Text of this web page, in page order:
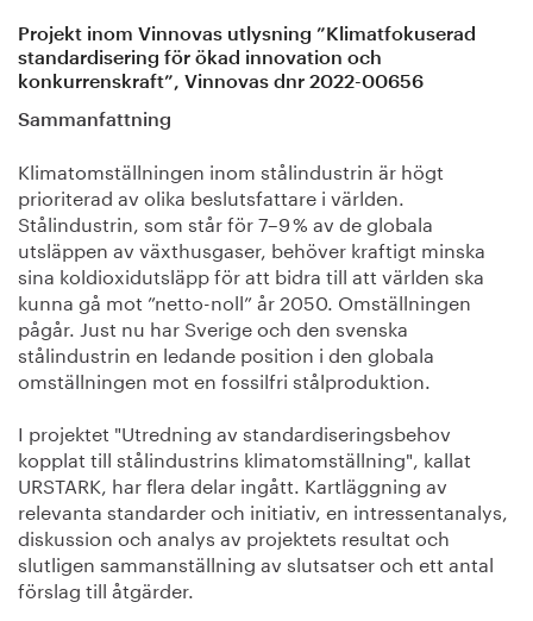
Projekt inom Vinnovas utlysning ”Klimatfokuserad
standardisering för ökad innovation och
konkurrenskraft”, Vinnovas dnr 2022-00656
Sammanfattning
Klimatomställningen inom stålindustrin är högt
prioriterad av olika beslutsfattare i världen.
Stålindustrin, som står för 7–9 % av de globala
utsläppen av växthusgaser, behöver kraftigt minska
sina koldioxidutsläpp för att bidra till att världen ska
kunna gå mot ”netto-noll” år 2050. Omställningen
pågår. Just nu har Sverige och den svenska
stålindustrin en ledande position i den globala
omställningen mot en fossilfri stålproduktion.
I projektet "Utredning av standardiseringsbehov
kopplat till stålindustrins klimatomställning", kallat
URSTARK, har flera delar ingått. Kartläggning av
relevanta standarder och initiativ, en intressentanalys,
diskussion och analys av projektets resultat och
slutligen sammanställning av slutsatser och ett antal
förslag till åtgärder.